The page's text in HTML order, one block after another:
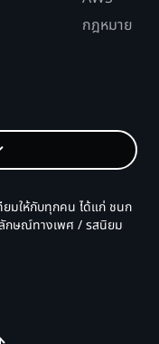
กฎหมาย
ยมให้กับทุกคน ได้แก่ ชนก
กษณ์ทางเพศ / รสนิยม